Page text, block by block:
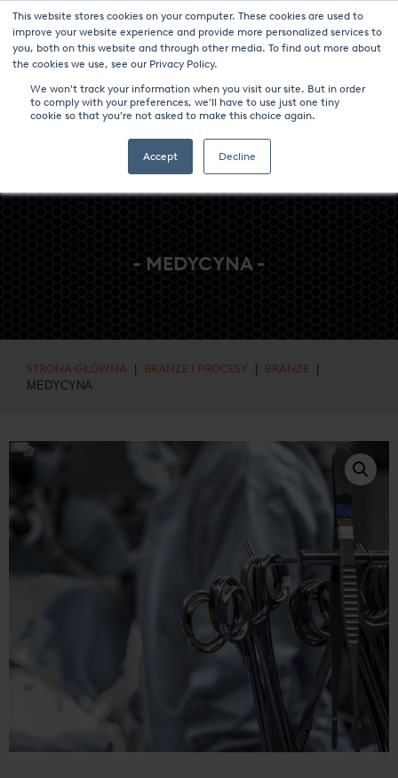
This website stores cookies on your computer. These cookies are used to
improve your website experience and provide more personalized services to
you, both on this website and through other media. To find out more about
the cookies we use, see our Privacy Policy.
We won't track your information when you visit our site. But in order
to comply with your preferences, we'll have to use just one tiny
cookie so that you're not asked to make this choice again.
Accept Decline
NOWOŚCI I WYDARZENIA CENTRUM MEDIÓWKARIERA
KONTAKT
- MEDYCYNA -
STRONA GŁÓWNA BRANŻE I PROCESY BRANŻE
MEDYCYNA